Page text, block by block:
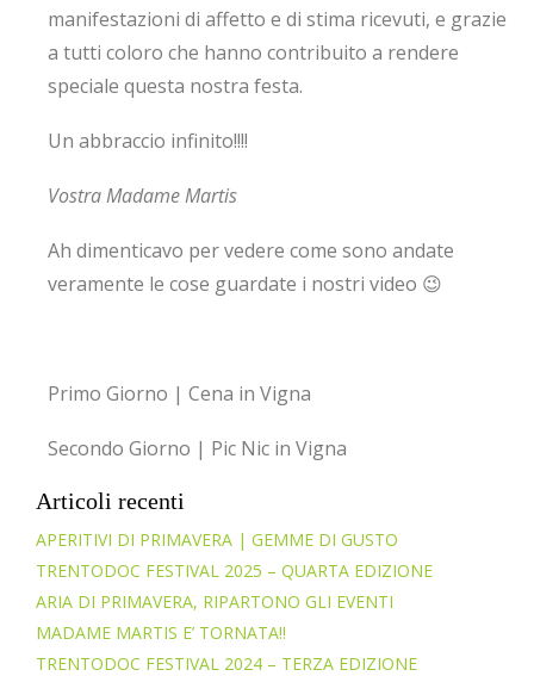
manifestazioni di affetto e di stima ricevuti, e grazie
a tutti coloro che hanno contribuito a rendere
speciale questa nostra festa.
Un abbraccio infinito!!!!
Vostra Madame Martis
Ah dimenticavo per vedere come sono andate
veramente le cose guardate i nostri video 😉
Primo Giorno | Cena in Vigna
Secondo Giorno | Pic Nic in Vigna
Articoli recenti
APERITIVI DI PRIMAVERA | GEMME DI GUSTO
TRENTODOC FESTIVAL 2025 – QUARTA EDIZIONE
ARIA DI PRIMAVERA, RIPARTONO GLI EVENTI
MADAME MARTIS E’ TORNATA!!
TRENTODOC FESTIVAL 2024 – TERZA EDIZIONE